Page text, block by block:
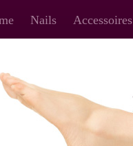
Nails Accessoires